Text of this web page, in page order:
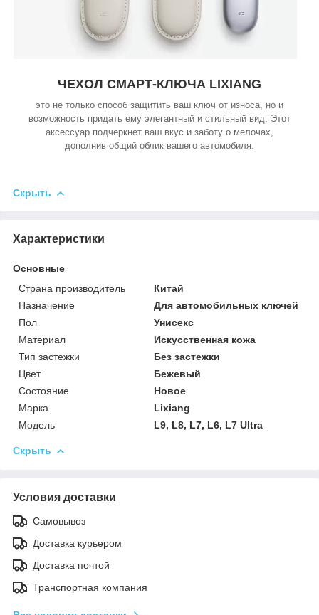
ЧЕХОЛ СМАРТ-КЛЮЧА LIXIANG
это не только способ защитить ваш ключ от износа, но и
возможность придать ему элегантный и стильный вид. Этот
аксессуар подчеркнет ваш вкус и заботу о мелочах,
дополнив общий облик вашего автомобиля.
Скрыть
Характеристики
Основные
Страна производитель
Китай
Назначение
Для автомобильных ключей
Пол
Унисекс
Материал
Искусственная кожа
Тип застежки
Без застежки
Цвет
Бежевый
Состояние
Новое
Марка
Lixiang
Модель
L9, L8, L7, L6, L7 Ultra
Скрыть
Условия доставки
Самовывоз
Доставка курьером
Доставка почтой
Транспортная компания